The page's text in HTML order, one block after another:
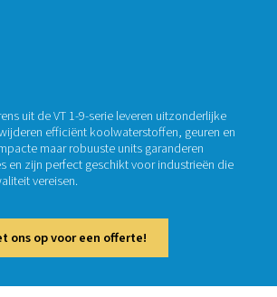
uit de VT 1-9-serie leveren
verwijderen efficiënt koolwaterstoffen,